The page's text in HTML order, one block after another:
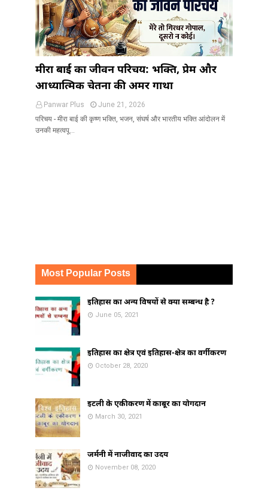
मीरा बाई का जीवन परिचय: भक्ति, प्रेम और
आध्यात्मिक चेतना की अमर गाथा
Panwar Plus
June 21, 2026
परिचय - मीरा बाई की कृष्ण भक्ति, भजन, संघर्ष और भारतीय भक्ति आंदोलन में
उनकी महत्वपू…
Most Popular Posts
इतिहास का अन्य विषयों से क्या सम्बन्ध है ?
June 05, 2021
इतिहास का क्षेत्र एवं इतिहास-क्षेत्र का वर्गीकरण
October 28, 2020
इटली के एकीकरण में काबूर का योगदान
March 30, 2021
जर्मनी में नाजीवाद का उदय
November 08, 2020